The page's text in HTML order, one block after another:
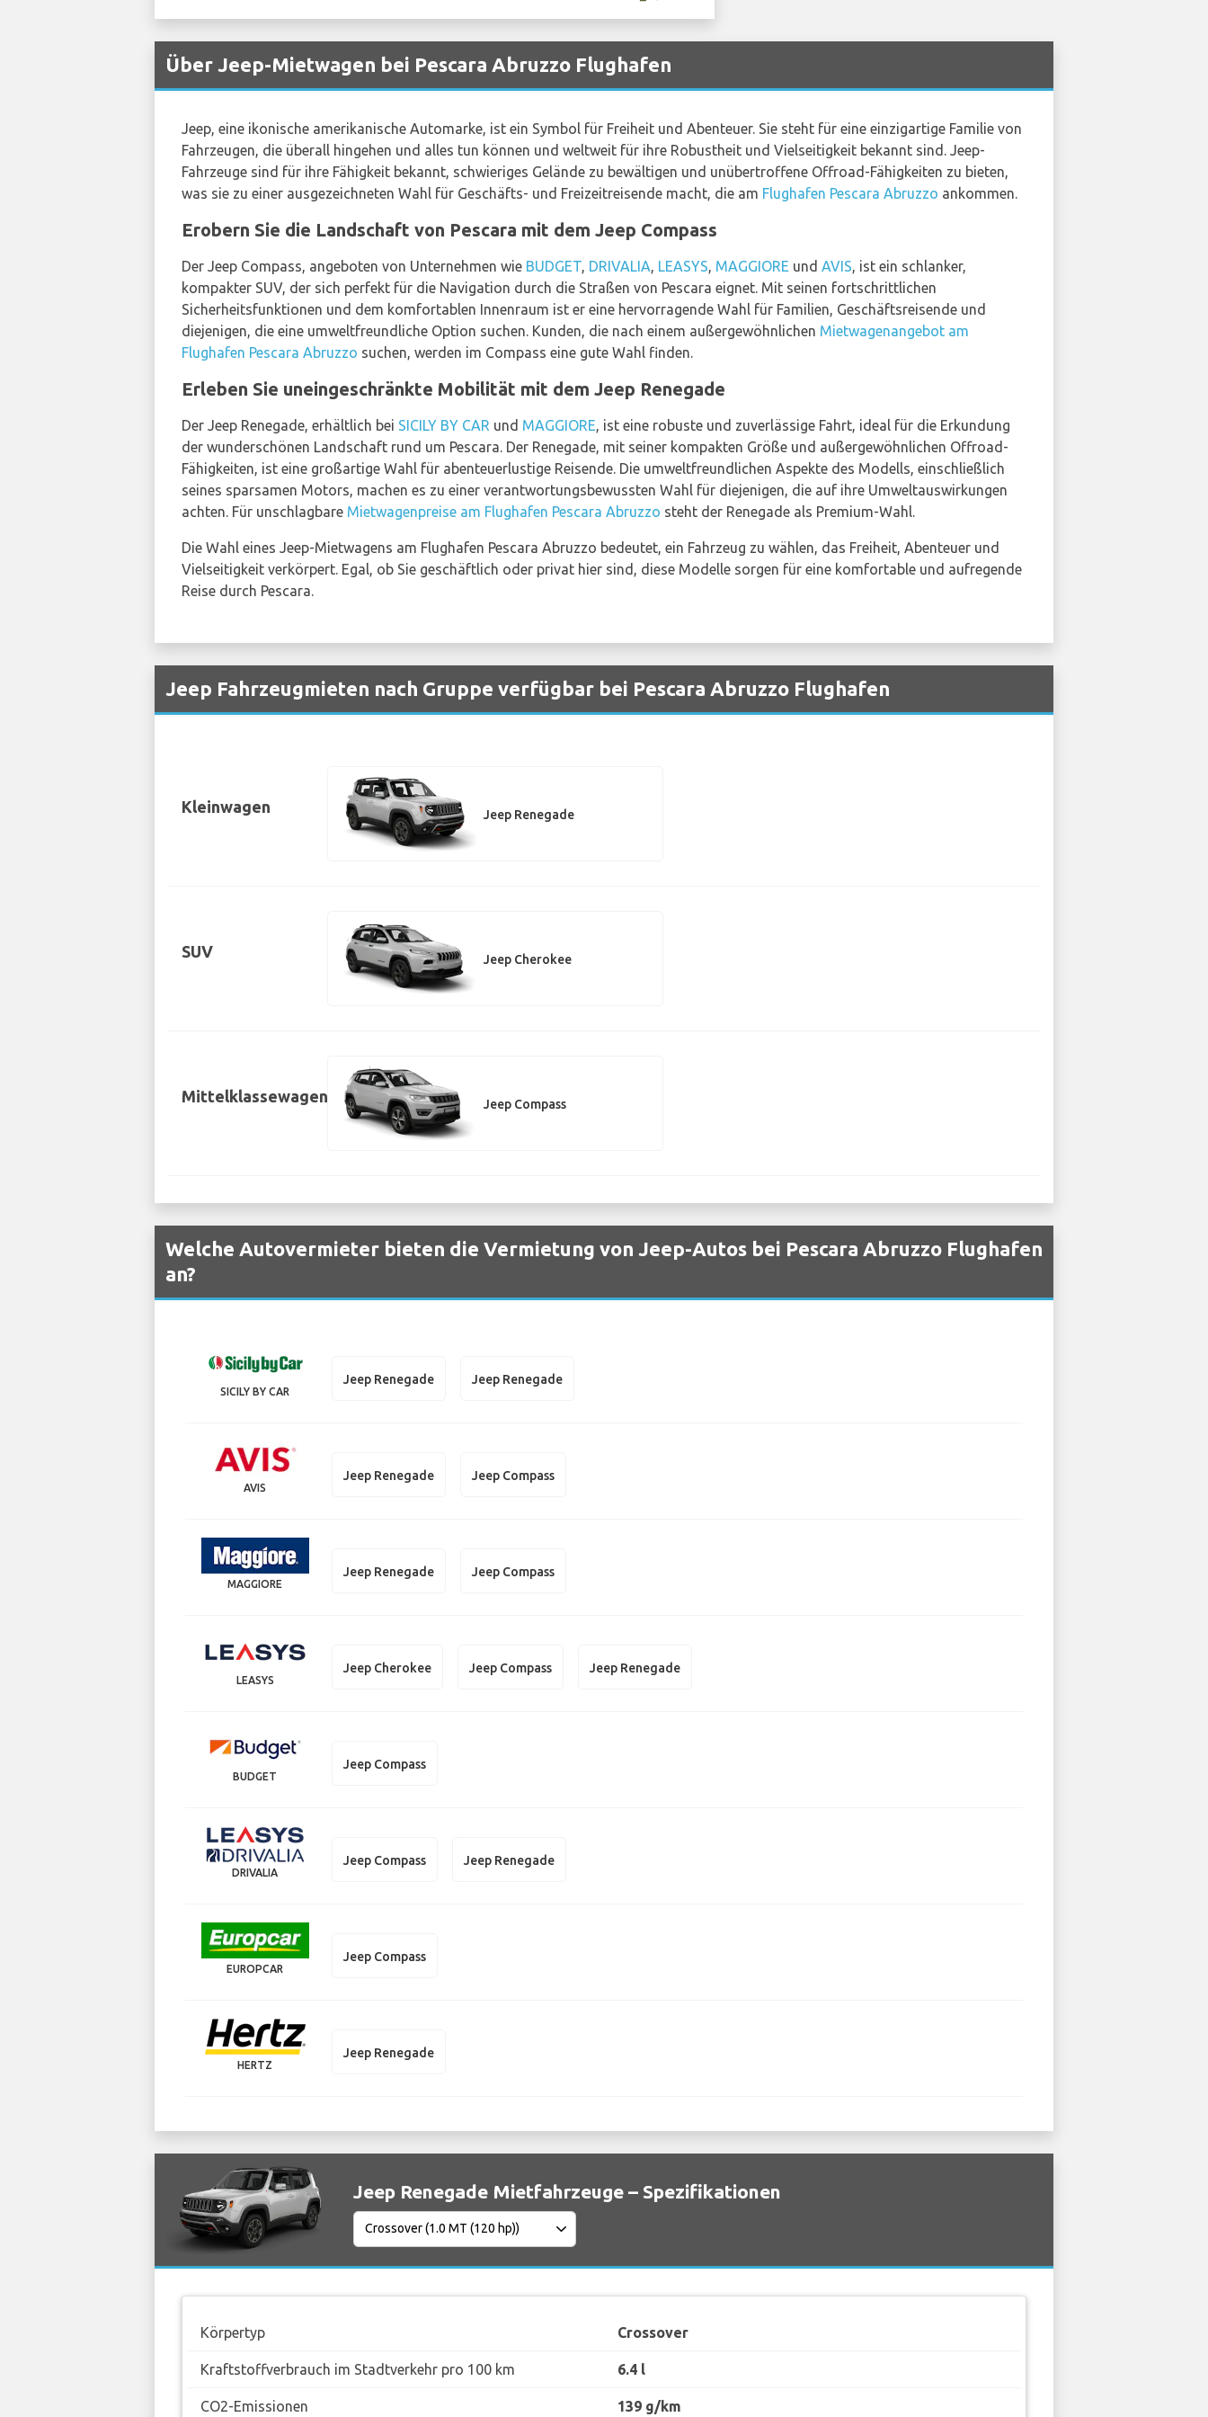
Über Jeep-Mietwagen bei Pescara Abruzzo Flughafen
Jeep, eine ikonische amerikanische Automarke, ist ein Symbol für Freiheit und Abenteuer. Sie steht für eine einzigartige Familie von
Fahrzeugen, die überall hingehen und alles tun können und weltweit für ihre Robustheit und Vielseitigkeit bekannt sind. Jeep-
Fahrzeuge sind für ihre Fähigkeit bekannt, schwieriges Gelände zu bewältigen und unübertroffene Offroad-Fähigkeiten zu bieten,
was sie zu einer ausgezeichneten Wahl für Geschäfts- und Freizeitreisende macht, die am Flughafen Pescara Abruzzo ankommen.
Erobern Sie die Landschaft von Pescara mit dem Jeep Compass
Der Jeep Compass, angeboten von Unternehmen wie BUDGET, DRIVALIA, LEASYS, MAGGIORE und AVIS, ist ein schlanker,
kompakter SUV, der sich perfekt für die Navigation durch die Straßen von Pescara eignet. Mit seinen fortschrittlichen
Sicherheitsfunktionen und dem komfortablen Innenraum ist er eine hervorragende Wahl für Familien, Geschäftsreisende und
diejenigen, die eine umweltfreundliche Option suchen. Kunden, die nach einem außergewöhnlichen Mietwagenangebot am
Flughafen Pescara Abruzzo suchen, werden im Compass eine gute Wahl finden.
Erleben Sie uneingeschränkte Mobilität mit dem Jeep Renegade
Der Jeep Renegade, erhältlich bei SICILY BY CAR und MAGGIORE, ist eine robuste und zuverlässige Fahrt, ideal für die Erkundung
der wunderschönen Landschaft rund um Pescara. Der Renegade, mit seiner kompakten Größe und außergewöhnlichen Offroad-
Fähigkeiten, ist eine großartige Wahl für abenteuerlustige Reisende. Die umweltfreundlichen Aspekte des Modells, einschließlich
seines sparsamen Motors, machen es zu einer verantwortungsbewussten Wahl für diejenigen, die auf ihre Umweltauswirkungen
achten. Für unschlagbare Mietwagenpreise am Flughafen Pescara Abruzzo steht der Renegade als Premium-Wahl.
Die Wahl eines Jeep-Mietwagens am Flughafen Pescara Abruzzo bedeutet, ein Fahrzeug zu wählen, das Freiheit, Abenteuer und
Vielseitigkeit verkörpert. Egal, ob Sie geschäftlich oder privat hier sind, diese Modelle sorgen für eine komfortable und aufregende
Reise durch Pescara.
Jeep Fahrzeugmieten nach Gruppe verfügbar bei Pescara Abruzzo Flughafen
Kleinwagen Jeep Renegade
SUV Jeep Cherokee
Mittelklassewagen Jeep Compass
Welche Autovermieter bieten die Vermietung von Jeep-Autos bei Pescara Abruzzo Flughafen
an?
SICILY BY CAR
Jeep Renegade Jeep Renegade
AVIS
Jeep Renegade Jeep Compass
MAGGIORE
Jeep Renegade Jeep Compass
LEASYS
Jeep Cherokee Jeep Compass Jeep Renegade
BUDGET
Jeep Compass
DRIVALIA
Jeep Compass Jeep Renegade
EUROPCAR
Jeep Compass
HERTZ
Jeep Renegade
Jeep Renegade Mietfahrzeuge – Spezifikationen
Körpertyp Crossover
Kraftstoffverbrauch im Stadtverkehr pro 100 km 6.4 l
CO2-Emissionen 139 g/km